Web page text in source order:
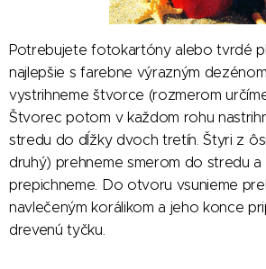
Potrebujete fotokartóny alebo tvrdé
najlepšie s farebne výrazným
vystrihneme štvorce (rozmerom
Štvorec potom v každom rohu
stredu do dĺžky dvoch tretín. Štyri z
druhý) prehneme smerom do stredu
prepichneme. Do otvoru vsunieme
navlečeným korálikom a jeho konce
drevenú tyčku.